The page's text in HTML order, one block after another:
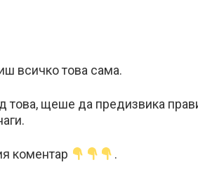
всичко това сама.
това, щеше да предизвика
коментар .